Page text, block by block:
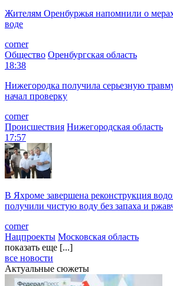
Жителям Оренбуржья напомнили о
воде
corner
Общество Оренбургская область
18:38
Нижегородка получила серьезную
начал проверку
corner
Происшествия Нижегородская область
17:57
В Яхроме завершена реконструкция
получили чистую воду без запаха и
corner
Нацпроекты Московская область
показать еще [...]
все новости
Актуальные сюжеты